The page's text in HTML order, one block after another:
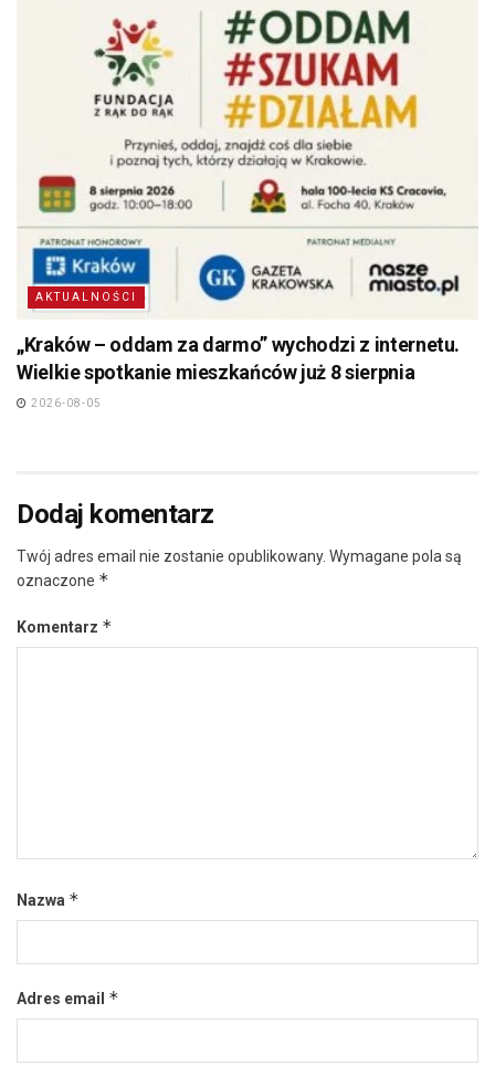
AKTUALNOŚCI
„Kraków – oddam za darmo” wychodzi z internetu.
Wielkie spotkanie mieszkańców już 8 sierpnia
2026-08-05
Dodaj komentarz
Twój adres email nie zostanie opublikowany. Wymagane pola są
oznaczone *
Komentarz *
Nazwa *
Adres email *